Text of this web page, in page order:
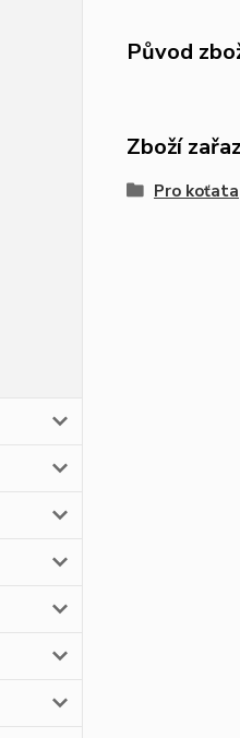
Původ
Zboží
Pro koťata